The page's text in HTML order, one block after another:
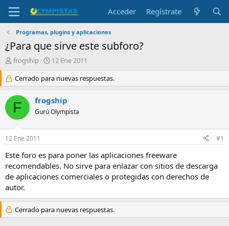
Acceder Regístrate
Programas, plugins y aplicaciones
¿Para que sirve este subforo?
I
c
i
a
d
o
d
e
l
t
e
m
a
frogship
F
c
h
d
e
i
c
i
o
12 Ene 2011
Cerrado para nuevas respuestas.
F frogship
Gurú Olympista
12 Ene 2011 #1
Este foro es para poner las aplicaciones freeware
recomendables. No sirve para enlazar con sitios de descarga
de aplicaciones comerciales o protegidas con derechos de
autor.
Cerrado para nuevas respuestas.